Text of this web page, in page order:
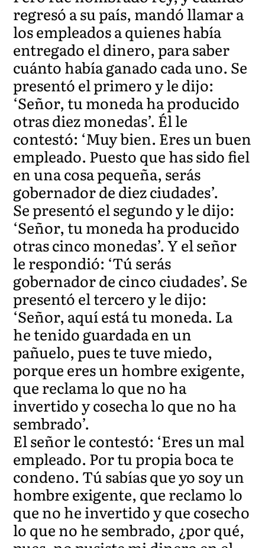
regresó a su país, mandó llamar a
los empleados a quienes había
entregado el dinero, para saber
cuánto había ganado cada uno. Se
presentó el primero y le dijo:
‘Señor, tu moneda ha producido
otras diez monedas’. Él le
contestó: ‘Muy bien. Eres un buen
empleado. Puesto que has sido fiel
en una cosa pequeña, serás
gobernador de diez ciudades’.
Se presentó el segundo y le dijo:
‘Señor, tu moneda ha producido
otras cinco monedas’. Y el señor
le respondió: ‘Tú serás
gobernador de cinco ciudades’. Se
presentó el tercero y le dijo:
‘Señor, aquí está tu moneda. La
he tenido guardada en un
pañuelo, pues te tuve miedo,
porque eres un hombre exigente,
que reclama lo que no ha
invertido y cosecha lo que no ha
sembrado’.
El señor le contestó: ‘Eres un mal
empleado. Por tu propia boca te
condeno. Tú sabías que yo soy un
hombre exigente, que reclamo lo
que no he invertido y que cosecho
lo que no he sembrado, ¿por qué,